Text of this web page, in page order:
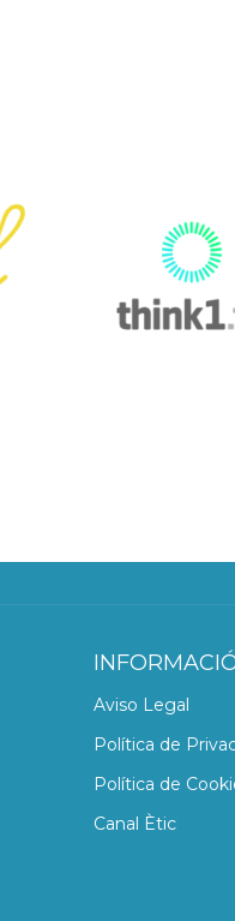
Aviso Legal
Política de
Política de
Canal Ètic